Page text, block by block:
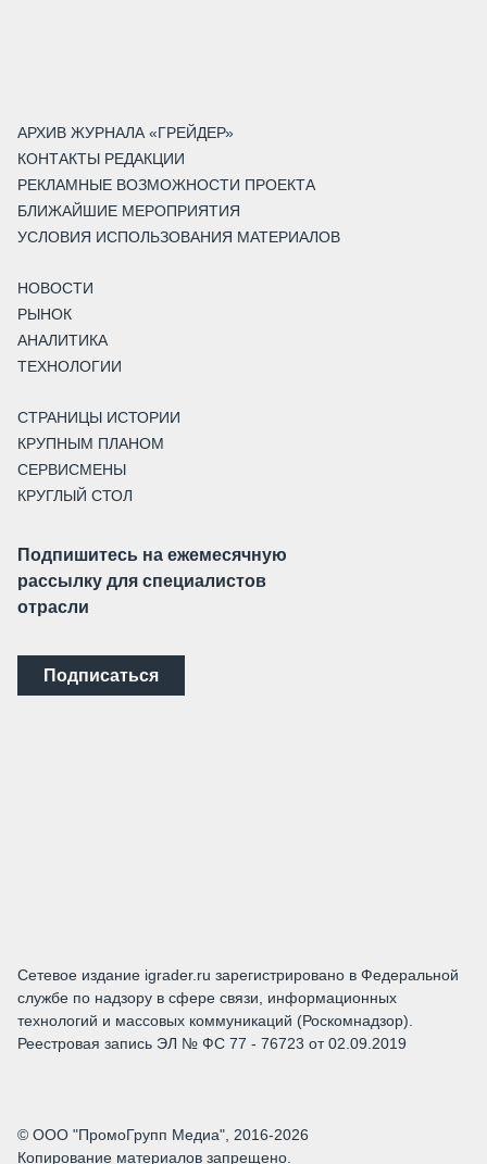
АРХИВ ЖУРНАЛА «ГРЕЙДЕР»
КОНТАКТЫ РЕДАКЦИИ
РЕКЛАМНЫЕ ВОЗМОЖНОСТИ ПРОЕКТА
БЛИЖАЙШИЕ МЕРОПРИЯТИЯ
УСЛОВИЯ ИСПОЛЬЗОВАНИЯ МАТЕРИАЛОВ
НОВОСТИ
РЫНОК
АНАЛИТИКА
ТЕХНОЛОГИИ
СТРАНИЦЫ ИСТОРИИ
КРУПНЫМ ПЛАНОМ
СЕРВИСМЕНЫ
КРУГЛЫЙ СТОЛ
Подпишитесь на ежемесячную
рассылку для специалистов
отрасли
Подписаться
Сетевое издание igrader.ru зарегистрировано в Федеральной
службе по надзору в сфере связи, информационных
технологий и массовых коммуникаций (Роскомнадзор).
Реестровая запись ЭЛ № ФС 77 - 76723 от 02.09.2019
© ООО "ПромоГрупп Медиа", 2016-2026
Копирование материалов запрещено.